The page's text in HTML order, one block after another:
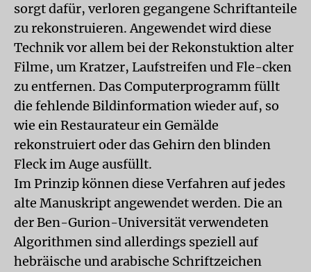
sorgt dafür, verloren gegangene Schriftanteile
zu rekonstruieren. Angewendet wird diese
Technik vor allem bei der Rekonstuktion alter
Filme, um Kratzer, Laufstreifen und Fle-cken
zu entfernen. Das Computerprogramm füllt
die fehlende Bildinformation wieder auf, so
wie ein Restaurateur ein Gemälde
rekonstruiert oder das Gehirn den blinden
Fleck im Auge ausfüllt.
Im Prinzip können diese Verfahren auf jedes
alte Manuskript angewendet werden. Die an
der Ben-Gurion-Universität verwendeten
Algorithmen sind allerdings speziell auf
hebräische und arabische Schriftzeichen